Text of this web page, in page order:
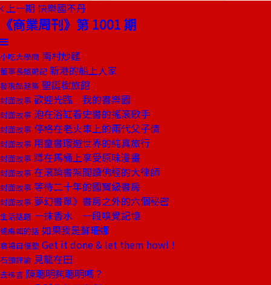
上一期 快樂國不丹
《商業周刊》第 1001 期
小吃大學問 南村炒麵
董事長嬉遊記 新港的船上人家
發現酷建築 聖誕樹旅館
封面故事 歡迎光臨 我的書樂園
封面故事 泡在浴缸看史書的搖滾歌手
封面故事 停格在老火車上的兩代父子情
封面故事 用童書環遊世界的純真旅行
封面故事 蹲在馬桶上享受原味漫畫
封面故事 在滾輪書架間讀佛經的大律師
封面故事 等待二十年的國寶級書房
封面故事 夢幻書單》書房之外的六個秘密
生活話題 一抹香水 一段嗅覺記憶
總編輯的話 如果我是蘇珊娜
商場自慢塾 Get it done & let them howl !
石頭評論 見龍在田
去梯言 陳聰明夠聰明嗎？